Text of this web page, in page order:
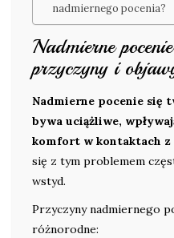
nadmiernego pocenia?
Nadmierne
przyczyny i
Nadmierne pocenie się
bywa uciążliwe,
komfort w kontaktach z
się z tym problemem
wstyd.
Przyczyny nadmiernego
różnorodne: